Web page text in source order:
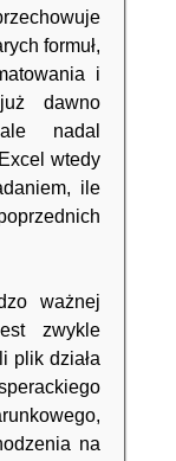
formuł,
i
dawno
nadal
wtedy
ile
ważnej
zwykle
plik działa
na